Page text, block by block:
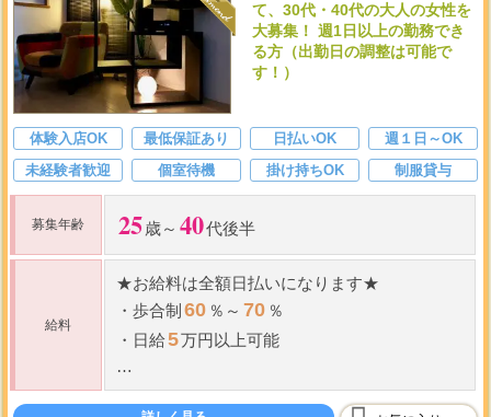
て、30代・40代の大人の女性を
大募集！ 週1日以上の勤務でき
る方（出勤日の調整は可能で
す！）
体験入店OK 最低保証あり 日払いOK
週１日～OK
未経験者歓迎
個室待機 掛け持ちOK 制服貸与
募集年齢 25歳～ 40代後半
給料
★お給料は全額日払いになります★
・ 歩合制 60 ％～ 70 ％
・ 日給5万円以上可能
＼ 在籍セラピストお給料例 ／